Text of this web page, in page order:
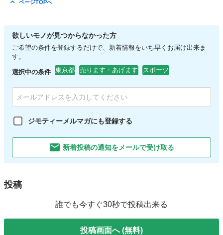
ページTOPへ
欲しいモノが見つからなかった方
ご希望の条件を登録するだけで、新着情報をいち早くお届け出来ま
す。
選択中の条件 東京都 売ります・あげます スポーツ
ジモティーメルマガにも登録する
新着投稿の通知をメールで受け取る
投稿
誰でも今すぐ30秒で投稿出来る
投稿画面へ (無料)